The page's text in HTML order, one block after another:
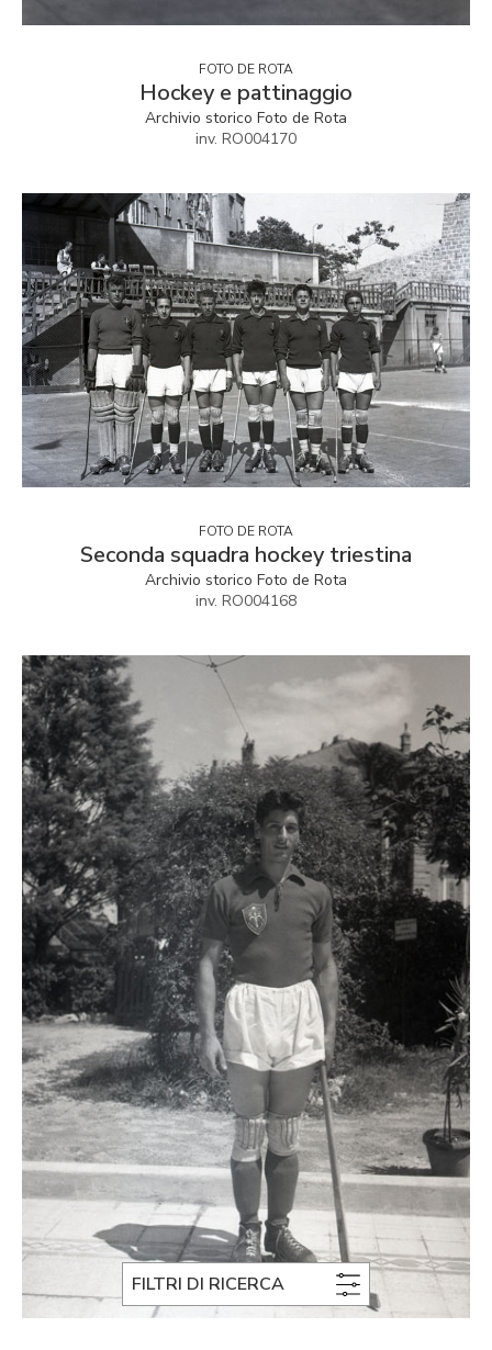
FILTRI DI RICERCA
FOTO DE ROTA
Hockey e pattinaggio
Archivio storico Foto de Rota
inv. RO004170
FOTO DE ROTA
Seconda squadra hockey triestina
Archivio storico Foto de Rota
inv. RO004168